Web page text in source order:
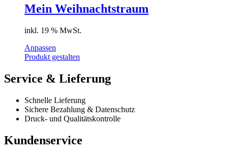
Mein Weihnachtstraum
inkl. 19 % MwSt.
Anpassen
Produkt gestalten
Service & Lieferung
Schnelle Lieferung
Sichere Bezahlung & Datenschutz
Druck- und Qualitätskontrolle
Kundenservice